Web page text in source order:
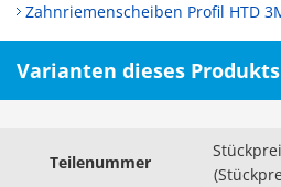
Zahnriemenscheiben Profil HTD
Varianten dieses Produkts
Teilenummer